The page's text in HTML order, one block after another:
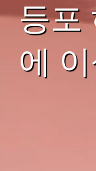
등포
에